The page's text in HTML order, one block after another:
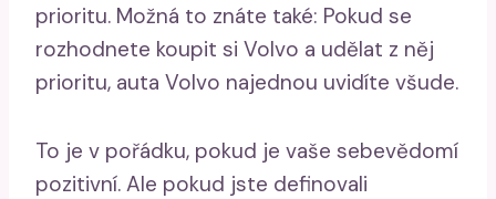
prioritu. Možná to znáte také: Pokud se
rozhodnete koupit si Volvo a udělat z něj
prioritu, auta Volvo najednou uvidíte všude.
To je v pořádku, pokud je vaše sebevědomí
pozitivní. Ale pokud jste definovali